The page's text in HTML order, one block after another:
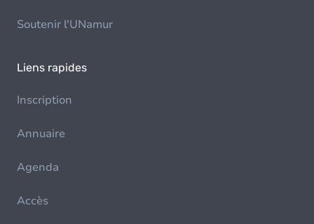
Soutenir l'UNamur
Liens rapides
Inscription
Annuaire
Agenda
Accès